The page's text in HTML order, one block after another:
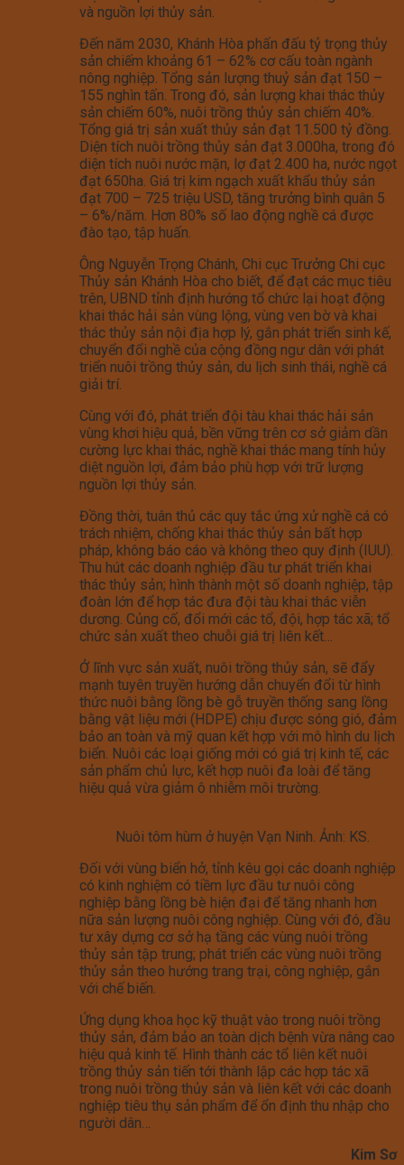
và nguồn lợi thủy sản.
Đến năm 2030, Khánh Hòa phấn đấu tỷ trọng thủy
sản chiếm khoảng 61 – 62% cơ cấu toàn ngành
nông nghiệp. Tổng sản lượng thuỷ sản đạt 150 –
155 nghìn tấn. Trong đó, sản lượng khai thác thủy
sản chiếm 60%, nuôi trồng thủy sản chiếm 40%.
Tổng giá trị sản xuất thủy sản đạt 11.500 tỷ đồng.
Diện tích nuôi trồng thủy sản đạt 3.000ha, trong đó
diện tích nuôi nước mặn, lợ đạt 2.400 ha, nước ngọt
đạt 650ha. Giá trị kim ngạch xuất khẩu thủy sản
đạt 700 – 725 triệu USD, tăng trưởng bình quân 5
– 6%/năm. Hơn 80% số lao động nghề cá được
đào tạo, tập huấn.
Ông Nguyễn Trọng Chánh, Chi cục Trưởng Chi cục
Thủy sản Khánh Hòa cho biết, để đạt các mục tiêu
trên, UBND tỉnh định hướng tổ chức lại hoạt động
khai thác hải sản vùng lộng, vùng ven bờ và khai
thác thủy sản nội địa hợp lý, gắn phát triển sinh kế,
chuyển đổi nghề của cộng đồng ngư dân với phát
triển nuôi trồng thủy sản, du lịch sinh thái, nghề cá
giải trí.
Cùng với đó, phát triển đội tàu khai thác hải sản
vùng khơi hiệu quả, bền vững trên cơ sở giảm dần
cường lực khai thác, nghề khai thác mang tính hủy
diệt nguồn lợi, đảm bảo phù hợp với trữ lượng
nguồn lợi thủy sản.
Đồng thời, tuân thủ các quy tắc ứng xử nghề cá có
trách nhiệm, chống khai thác thủy sản bất hợp
pháp, không báo cáo và không theo quy định (IUU).
Thu hút các doanh nghiệp đầu tư phát triển khai
thác thủy sản; hình thành một số doanh nghiệp, tập
đoàn lớn để hợp tác đưa đội tàu khai thác viễn
dương. Củng cố, đổi mới các tổ, đội, hợp tác xã; tổ
chức sản xuất theo chuỗi giá trị liên kết…
Ở lĩnh vực sản xuất, nuôi trồng thủy sản, sẽ đẩy
mạnh tuyên truyền hướng dẫn chuyển đổi từ hình
thức nuôi bằng lồng bè gỗ truyền thống sang lồng
bằng vật liệu mới (HDPE) chịu được sóng gió, đảm
bảo an toàn và mỹ quan kết hợp với mô hình du lịch
biển. Nuôi các loại giống mới có giá trị kinh tế, các
sản phẩm chủ lực, kết hợp nuôi đa loài để tăng
hiệu quả vừa giảm ô nhiễm môi trường.
Nuôi tôm hùm ở huyện Vạn Ninh. Ảnh: KS.
Đối với vùng biển hở, tỉnh kêu gọi các doanh nghiệp
có kinh nghiệm có tiềm lực đầu tư nuôi công
nghiệp bằng lồng bè hiện đại để tăng nhanh hơn
nữa sản lượng nuôi công nghiệp. Cùng với đó, đầu
tư xây dựng cơ sở hạ tầng các vùng nuôi trồng
thủy sản tập trung; phát triển các vùng nuôi trồng
thủy sản theo hướng trang trại, công nghiệp, gắn
với chế biến.
Ứng dụng khoa học kỹ thuật vào trong nuôi trồng
thủy sản, đảm bảo an toàn dịch bệnh vừa nâng cao
hiệu quả kinh tế. Hình thành các tổ liên kết nuôi
trồng thủy sản tiến tới thành lập các hợp tác xã
trong nuôi trồng thủy sản và liên kết với các doanh
nghiệp tiêu thụ sản phẩm để ổn định thu nhập cho
người dân…
Kim Sơ